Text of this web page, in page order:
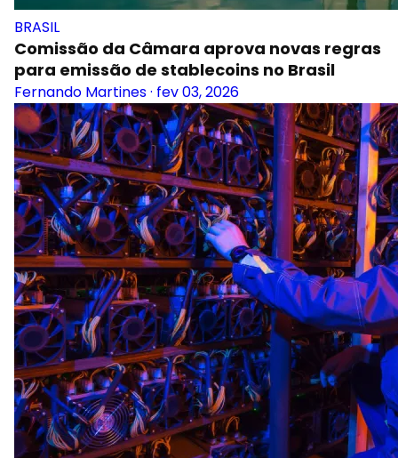
BRASIL
Comissão da Câmara aprova novas regras
para emissão de stablecoins no Brasil
Fernando Martines· fev 03, 2026